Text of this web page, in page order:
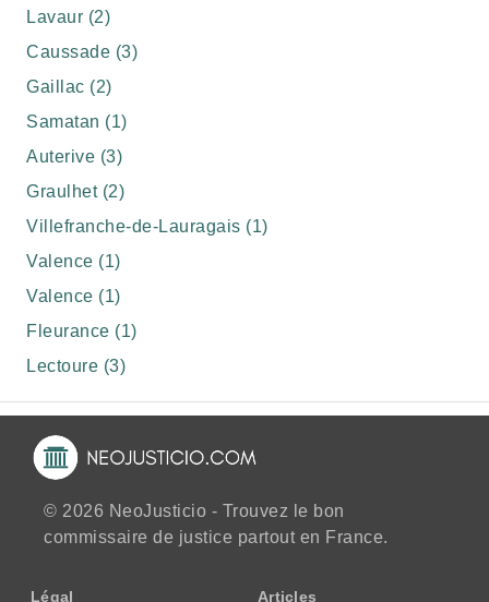
Lavaur (2)
Caussade (3)
Gaillac (2)
Samatan (1)
Auterive (3)
Graulhet (2)
Villefranche-de-Lauragais (1)
Valence (1)
Valence (1)
Fleurance (1)
Lectoure (3)
© 2026 NeoJusticio - Trouvez le bon
commissaire de justice partout en France.
Légal Articles